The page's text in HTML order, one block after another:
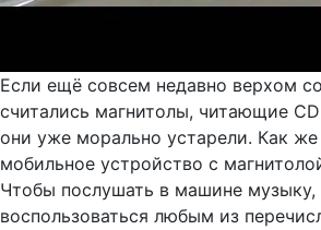
Если ещё совсем недавно верхом
считались магнитолы, читающие
они уже морально устарели. Как же
мобильное устройство с
Чтобы послушать в машине
воспользоваться любым из